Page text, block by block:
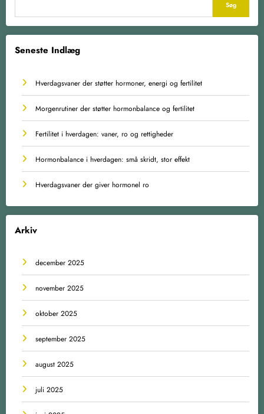
Søg
Seneste Indlæg
Hverdagsvaner der støtter hormoner, energi og fertilitet
Morgenrutiner der støtter hormonbalance og fertilitet
Fertilitet i hverdagen: vaner, ro og rettigheder
Hormonbalance i hverdagen: små skridt, stor effekt
Hverdagsvaner der giver hormonel ro
Arkiv
december 2025
november 2025
oktober 2025
september 2025
august 2025
juli 2025